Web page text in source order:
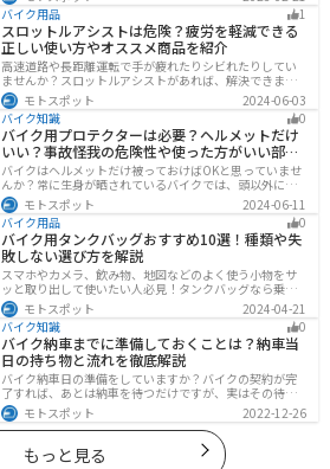
時だけ使えます。バイクを降りてからのファッションと
しても使えるおしゃれアイテムです。
バイク用品
1
スロットルアシストは危険？疲労を軽減できる
正しい使い方やオススメ商品を紹介
高速道路や長距離運転で手が疲れたりシビれたりしてい
ませんか？スロットルアシストがあれば、解決できま
す。この記事ではスロットルアシストを安全に使う場
面、危険性、種類、オススメの商品について解説しま
す。長距離運転をもっと楽にしたいと思っている人は参
考にしてください。
モトスポット
2024-06-03
バイク知識
0
バイク用プロテクターは必要？ヘルメットだけ
いい？事故怪我の危険性や使った方がいい部位
も解説
バイクはヘルメットだけ被っておけばOKと思っていませ
んか？常に生身が晒されているバイクでは、頭以外にも
胸・背中・脚・腕など怪我のリスクが非常に高いです。
プロテクターをちゃんと付けていれば事故の致命傷の7
0%は防げると言われています。安全にバイクに乗るため
にプロテクターの種類やつけた方が良い部位などをまと
めました。
モトスポット
2024-06-11
バイク用品
0
バイク用タンクバッグおすすめ10選！種類や失
敗しない選び方を解説
スマホやカメラ、飲み物、地図などのよく使う小物をサ
ッと取り出して使いたい人必見！タンクバッグなら乗車
中でも簡単に荷物を確認できます。脱着もマグネットや
吸盤でつけるだけで非常に簡単、しっかり固定したい人
はベルトを使うこともできます。
モトスポット
2024-04-21
バイク知識
0
バイク納車までに準備しておくことは？納車当
日の持ち物と流れを徹底解説
バイク納車日の準備をしていますか？バイクの契約が完
了すれば、あとは納車を待つだけですが、実はその待っ
ている間に準備しておくことはたくさんあります。納車
当日に慌てずに済むよう、しっかり確認して準備してお
きましょう。
モトスポット 2022-12-26
もっと見る